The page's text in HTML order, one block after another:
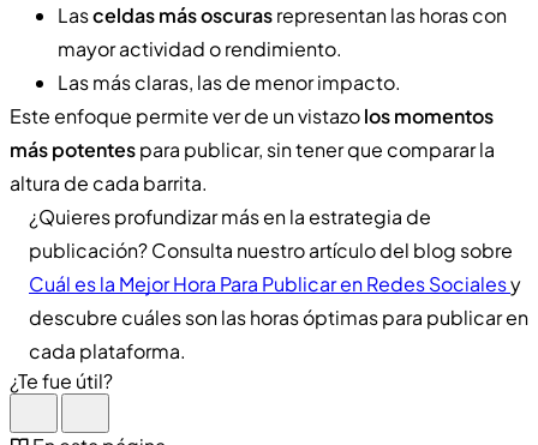
Lasceldas más oscurasrepresentan las horas con
mayor actividad o rendimiento.
Las más claras, las de menor impacto.
Este enfoque permite ver de un vistazolos momentos
más potentespara publicar, sin tener que comparar la
altura de cada barrita.
¿Quieres profundizar más en la estrategia de
publicación? Consulta nuestro artículo del blog sobre
Cuál es la Mejor Hora Para Publicar en Redes Socialesy
descubre cuáles son las horas óptimas para publicar en
cada plataforma.
¿Te fue útil?